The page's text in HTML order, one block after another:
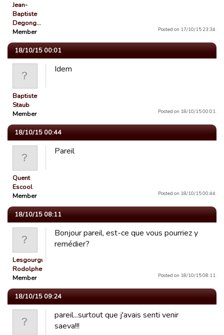
Jean-
Baptiste
Degong…
Member
Posted on 17/10/15 23:34.
18/10/15 00:01
Baptiste
Staub
Member
Idem
Posted on 18/10/15 00:01.
18/10/15 00:44
Quent
Escool
Member
Pareil
Posted on 18/10/15 00:44.
18/10/15 08:11
Lesgourgues
Rodolphe
Member
Bonjour pareil, est-ce que vous pourriez y
remédier?
Posted on 18/10/15 08:11.
18/10/15 09:24
pareil...surtout que j'avais senti venir
saeva!!!